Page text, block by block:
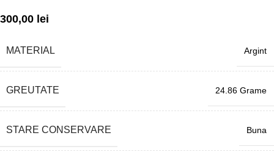
300,00 lei
MATERIAL Argint
GREUTATE 24.86 Grame
STARE CONSERVARE Buna